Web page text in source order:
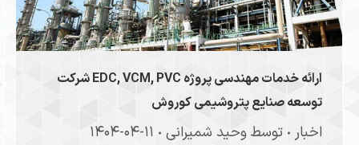
ارائه خدمات مهندسی پروژه EDC, VCM, PVC شرکت
توسعه صنایع پتروشیمی کوروش
اخبار توسطوحید شمیرانی
۱۴۰۴-۰۴-۱۱